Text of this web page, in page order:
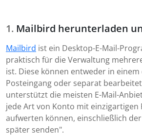
Mailbird herunterladen
Mailbird ist ein Desktop-E-Mail-
praktisch für die Verwaltung
ist. Diese können entweder in
Posteingang oder separat
unterstützt die meisten E-Mail-
jede Art von Konto mit einzigartigen
aufwerten können, einschließlich
später senden".